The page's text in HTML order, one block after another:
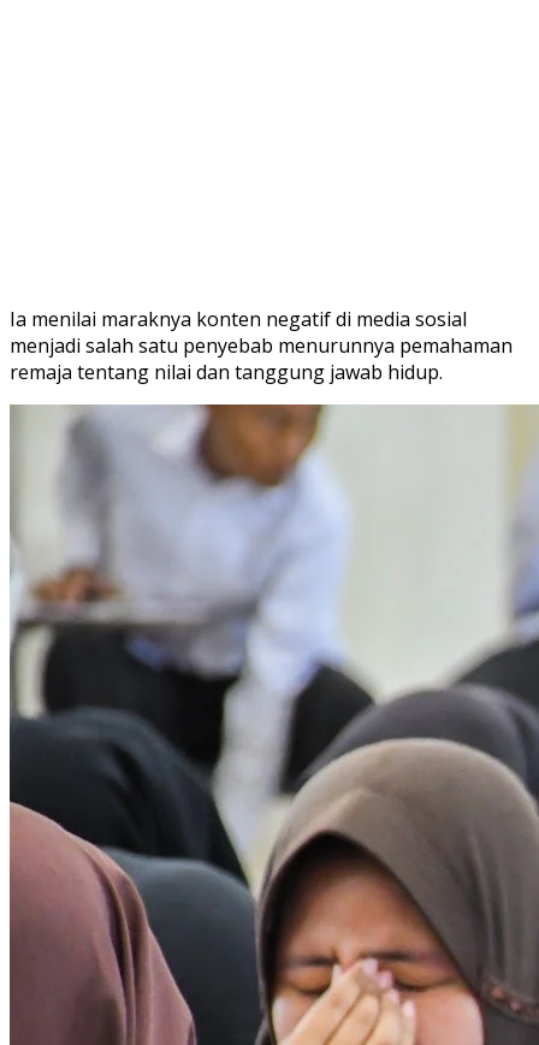
Ia menilai maraknya konten negatif di media sosial
menjadi salah satu penyebab menurunnya pemahaman
remaja tentang nilai dan tanggung jawab hidup.